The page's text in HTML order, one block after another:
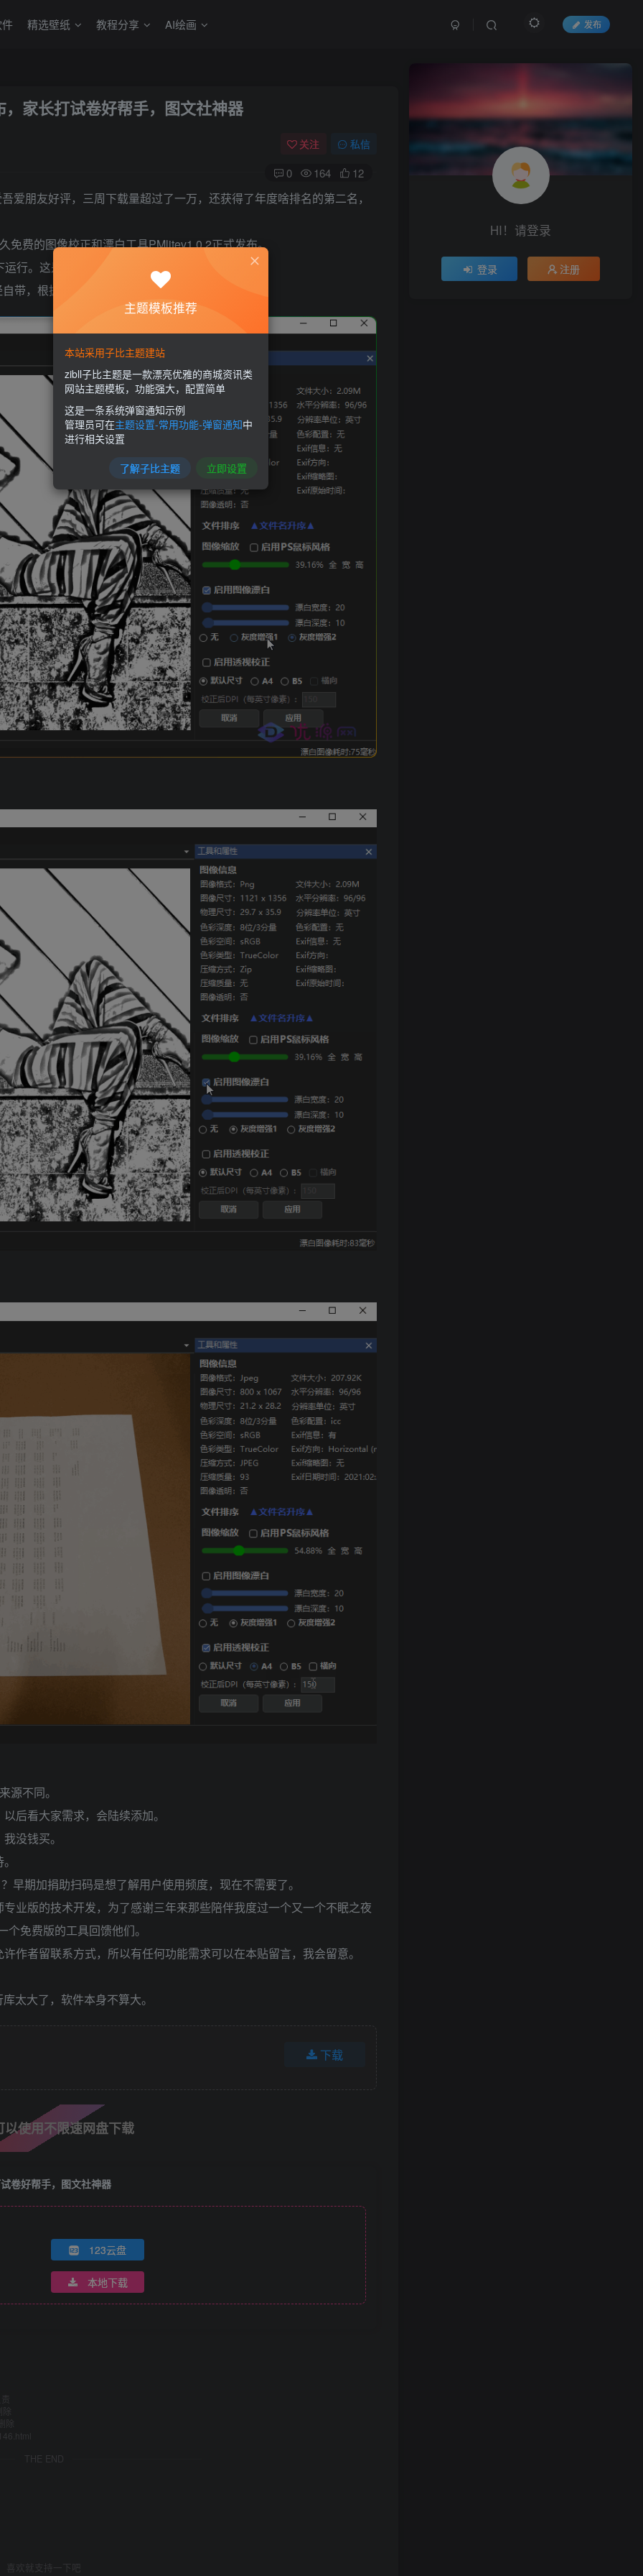
精选壁纸 教程分享 AI绘画 发布
家长打试卷好帮手，图文社神器
关注 私信
0 164 12
朋友好评，三周下载量超过了一万，还获得了年度啥排名的第二名，
免费的图像校正和漂白工具PMlitev1.0.2正式发布。
行。这是net8的最低运行环境。
带，根据自己机器情况安装。
源不同。
后看大家需求，会陆续添加。
没钱买。
期加捐助扫码是想了解用户使用频度，现在不需要了。
业版的技术开发，为了感谢三年来那些陪伴我度过一个又一个不眠之夜
免费版的工具回馈他们。
作者留联系方式，所以有任何功能需求可以在本贴留言，我会留意。
太大了，软件本身不算大。
下载
以使用不限速网盘下载
卷好帮手，图文社神器
123云盘
本地下载
THE END
喜欢就支持一下吧
HI！请登录
登录 注册
主题模板推荐
本站采用子比主题建站
zibll子比主题是一款漂亮优雅的商城资讯类
网站主题模板，功能强大，配置简单
这是一条系统弹窗通知示例
管理员可在主题设置-常用功能-弹窗通知中
进行相关设置
了解子比主题 立即设置